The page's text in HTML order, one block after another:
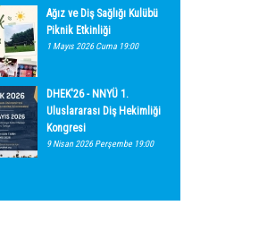
Ağız ve Diş Sağlığı Kulübü
Piknik Etkinliği
1 Mayıs 2026 Cuma 19:00
DHEK'26 - NNYÜ 1.
Uluslararası Diş Hekimliği
Kongresi
9 Nisan 2026 Perşembe 19:00